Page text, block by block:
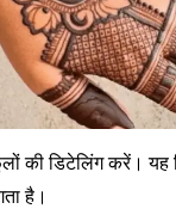
की डिटेलिंग करें। यह
है।